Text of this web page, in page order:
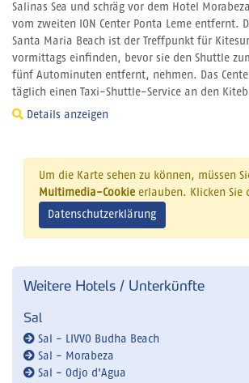
Salinas Sea und schräg vor dem Hotel
vom zweiten ION Center Ponta Leme entfernt.
Santa Maria Beach ist der Treffpunkt für
vormittags einfinden, bevor sie den Shuttle
fünf Autominuten entfernt, nehmen. Das
täglich einen Taxi-Shuttle-Service an den
Details anzeigen
Um die Karte sehen zu können, müssen
Multimedia-Cookieerlauben. Klicken Sie
Datenschutzerklärung
Weitere Hotels / Unterkünfte
Sal
Sal - LIVVO Budha Beach
Sal - Morabeza
Sal - Odjo d'Agua